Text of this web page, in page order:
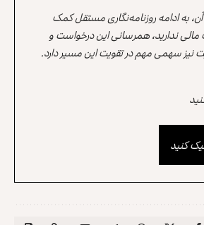
به ادامه روزنامه‌نگاری مستقل کمک
ندارید، همرسانی این درخواست و
نیز سهمی مهم در تقویت این مسیر دارد.
کنید